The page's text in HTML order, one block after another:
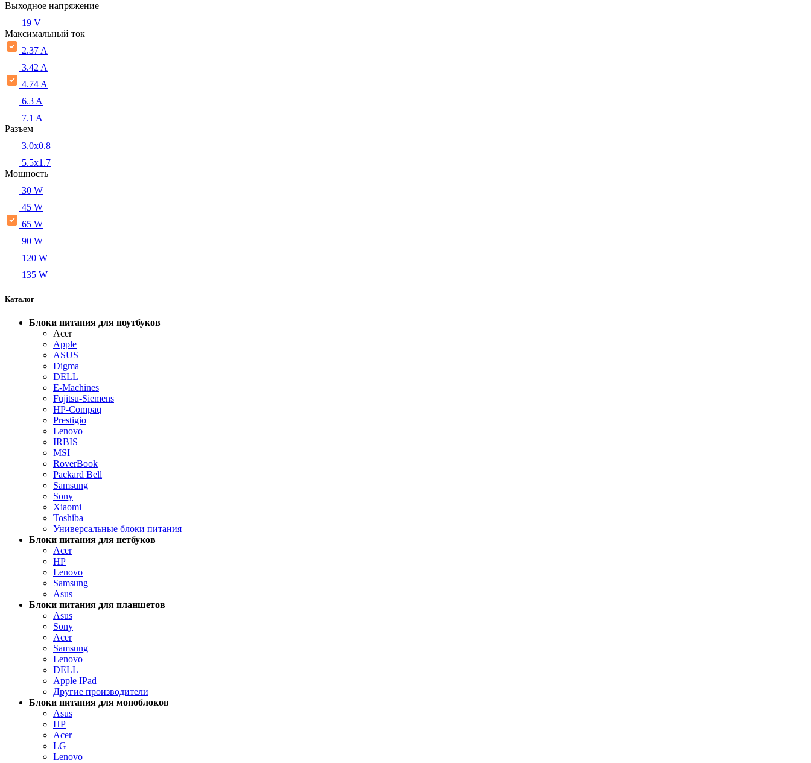
Выходное напряжение
19 V
Максимальный ток
2.37 A
3.42 A
4.74 A
6.3 A
7.1 A
Разъем
3.0x0.8
5.5х1.7
Мощность
30 W
45 W
65 W
90 W
120 W
135 W
Каталог
Блоки питания для ноутбуков
Acer
Apple
ASUS
Digma
DELL
E-Machines
Fujitsu-Siemens
HP-Compaq
Prestigio
Lenovo
IRBIS
MSI
RoverBook
Packard Bell
Samsung
Sony
Xiaomi
Toshiba
Универсальные блоки питания
Блоки питания для нетбуков
Acer
HP
Lenovo
Samsung
Asus
Блоки питания для планшетов
Asus
Sony
Acer
Samsung
Lenovo
DELL
Apple IPad
Другие производители
Блоки питания для моноблоков
Asus
HP
Acer
LG
Lenovo